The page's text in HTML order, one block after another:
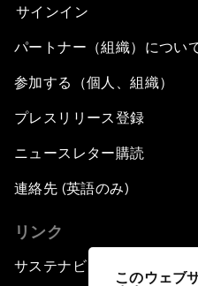
このウェブ
サインイン
パートナー（組織）につい
参加する（個人、組織）
プレスリリース登録
ニュースレター購読
連絡先 (英語のみ)
リンク
サステナビリティへの取り組